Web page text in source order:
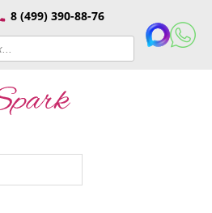
8 (499) 390-88-76